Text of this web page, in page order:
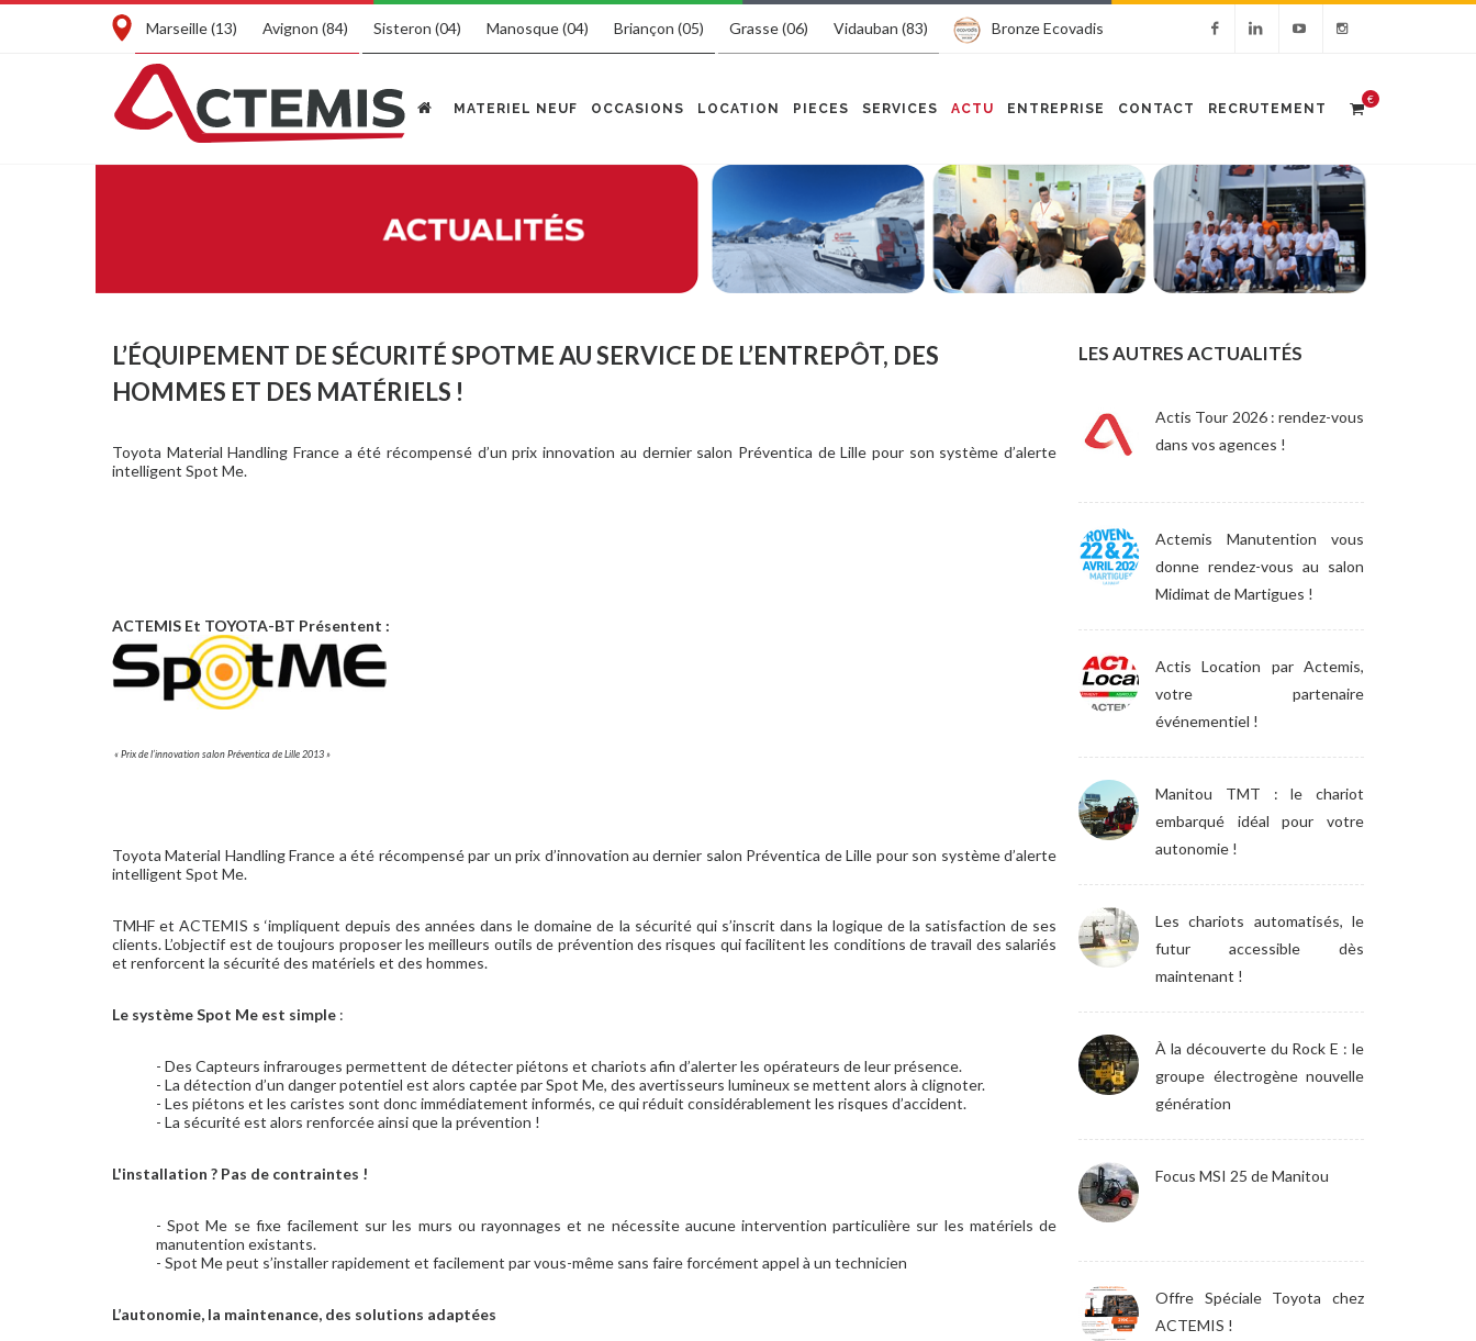
Marseille (13) Avignon (84) Sisteron (04) Manosque (04) Briançon (05) Grasse (06) Vidauban (83) Bronze Ecovadis
MATERIEL NEUF OCCASIONS LOCATION PIECES SERVICES ACTU ENTREPRISE CONTACT RECRUTEMENT
€
L’ÉQUIPEMENT DE SÉCURITÉ SPOTME AU SERVICE DE L’ENTREPÔT, DES
HOMMES ET DES MATÉRIELS !
Toyota Material Handling France a été récompensé d’un prix innovation au dernier salon Préventica de Lille pour son système d’alerte
intelligent Spot Me.
ACTEMIS Et TOYOTA-BT Présentent :
« Prix de l’innovation salon Préventica de Lille 2013 »
Toyota Material Handling France a été récompensé par un prix d’innovation au dernier salon Préventica de Lille pour son système d’alerte
intelligent Spot Me.
TMHF et ACTEMIS s ‘impliquent depuis des années dans le domaine de la sécurité qui s’inscrit dans la logique de la satisfaction de ses
clients. L’objectif est de toujours proposer les meilleurs outils de prévention des risques qui facilitent les conditions de travail des salariés
et renforcent la sécurité des matériels et des hommes.
Le système Spot Me est simple :
- Des Capteurs infrarouges permettent de détecter piétons et chariots afin d’alerter les opérateurs de leur présence.
- La détection d’un danger potentiel est alors captée par Spot Me, des avertisseurs lumineux se mettent alors à clignoter.
- Les piétons et les caristes sont donc immédiatement informés, ce qui réduit considérablement les risques d’accident.
- La sécurité est alors renforcée ainsi que la prévention !
L'installation ? Pas de contraintes !
- Spot Me se fixe facilement sur les murs ou rayonnages et ne nécessite aucune intervention particulière sur les matériels de
manutention existants.
- Spot Me peut s’installer rapidement et facilement par vous-même sans faire forcément appel à un technicien
L’autonomie, la maintenance, des solutions adaptées
LES AUTRES ACTUALITÉS
Actis Tour 2026 : rendez-vous
dans vos agences !
Actemis Manutention vous
donne rendez-vous au salon
Midimat de Martigues !
Actis Location par Actemis,
votre partenaire
événementiel !
Manitou TMT : le chariot
embarqué idéal pour votre
autonomie !
Les chariots automatisés, le
futur accessible dès
maintenant !
À la découverte du Rock E : le
groupe électrogène nouvelle
génération
Focus MSI 25 de Manitou
Offre Spéciale Toyota chez
ACTEMIS !